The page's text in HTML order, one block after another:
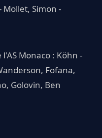
Simon -
Monaco : Köhn -
Fofana,
Golovin, Ben